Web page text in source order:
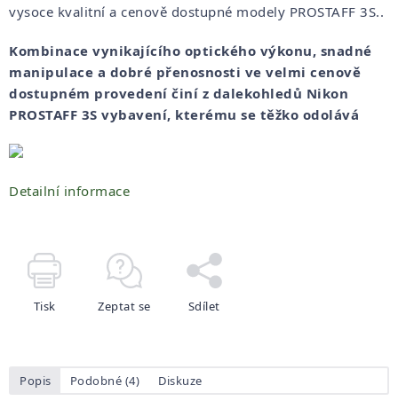
vysoce kvalitní a cenově dostupné modely PROSTAFF 3S..
Kombinace vynikajícího optického výkonu, snadné
manipulace a dobré přenosnosti ve velmi cenově
dostupném provedení činí z dalekohledů Nikon
PROSTAFF 3S vybavení, kterému se těžko odolává
Detailní informace
Tisk Zeptat se Sdílet
Popis Podobné (4) Diskuze